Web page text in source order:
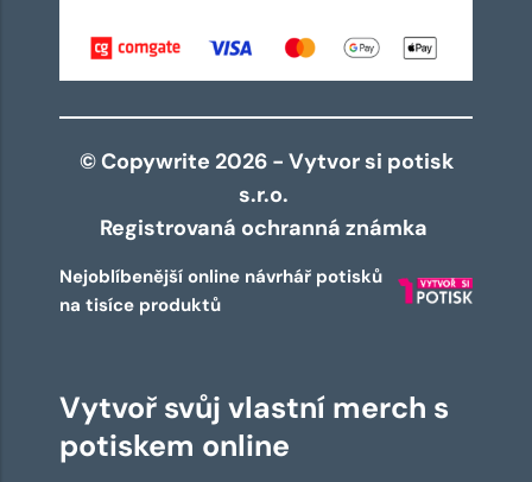
© Copywrite 2026 - Vytvor si potisk
s.r.o.
Registrovaná ochranná známka
Nejoblíbenější online návrhář potisků
na tisíce produktů
Vytvoř svůj vlastní merch s
potiskem online